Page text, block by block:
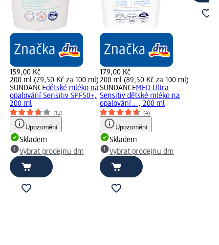
159,00 Kč
200 ml (79,50 Kč za 100 ml)
SUNDANCEdětské mléko na
opalování Sensitiv SPF50+,
200 ml
(12)
Upozornění
Skladem
Vybrat prodejnu dm
179,00 Kč
200 ml (89,50 Kč za 100 ml)
SUNDANCEMED Ultra
Sensitiv dětské mléko na
opalování..., 200 ml
(4)
Upozornění
Skladem
Vybrat prodejnu dm